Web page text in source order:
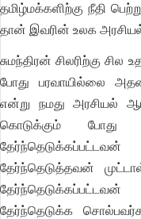
தமிழ்மக்களிற்கு நீதி
தான் இவரின் உலக
சுமந்திரன் சிலரிற்கு
போது பரவாயில்லை
என்று நமது அரசியல்
கொடுக்கும் போது
தேர்ந்தெடுத்தவன்
தேர்ந்தெடுக்க